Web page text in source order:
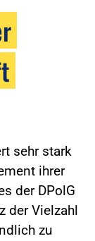
sehr stark
ihrer
der DPolG
der Vielzahl
zu